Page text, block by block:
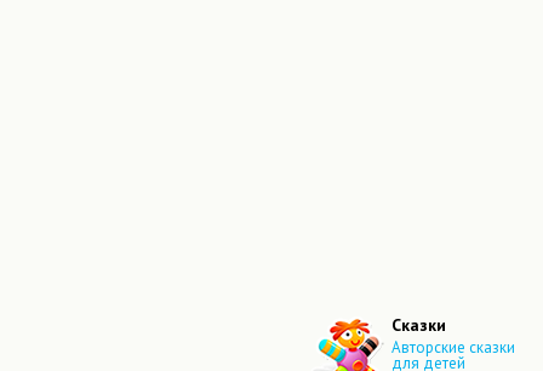
Сказки
Авторские сказки
для детей